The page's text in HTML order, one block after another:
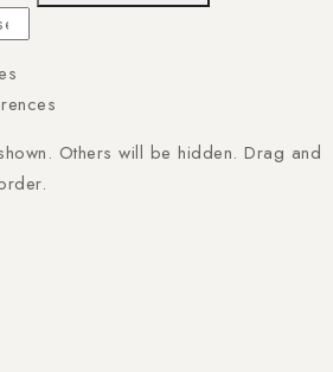
Others will be hidden. Drag and